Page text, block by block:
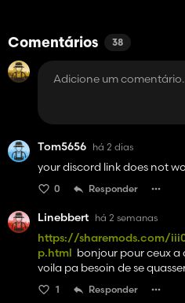
Comentários 38
Tom5656 há 2 dias
your discord link does not
0 Responder
Linebbert há 2 semanas
https://sharemods.com/
p.html bonjour pour ceux a
voila pa besoin de se
1 Responder